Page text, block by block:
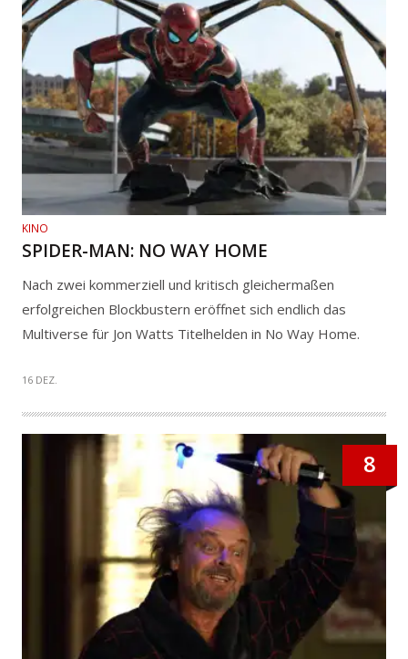
KINO
SPIDER-MAN: NO WAY HOME
Nach zwei kommerziell und kritisch gleichermaßen
erfolgreichen Blockbustern eröffnet sich endlich das
Multiverse für Jon Watts Titelhelden in No Way Home.
16 DEZ.
8